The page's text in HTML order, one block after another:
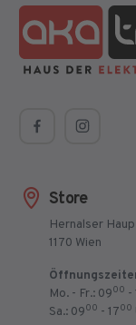
Store
Hernalser
1170 Wien
Mo. - Fr.: 0900 -
Sa.: 0900 - 1700